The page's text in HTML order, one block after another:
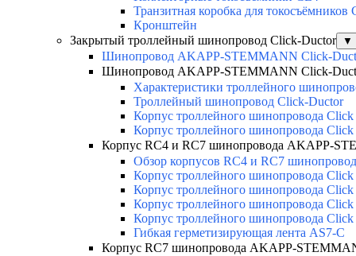
Транзитная коробка для токосъёмников
Кронштейн
Закрытый троллейный шинопровод Click-Ductor
▼
Шинопровод AKAPP-STEMMANN Click-
Шинопровод AKAPP-STEMMANN Click-
Характеристики троллейного
Троллейный шинопровод Click-Ductor
Корпус троллейного шинопровода
Корпус троллейного шинопровода
Корпус RC4 и RC7 шинопровода AKAPP-
Обзор корпусов RC4 и RC7
Корпус троллейного шинопровода
Корпус троллейного шинопровода
Корпус троллейного шинопровода
Корпус троллейного шинопровода
Гибкая герметизирующая лента AS7-C
Корпус RC7 шинопровода AKAPP-